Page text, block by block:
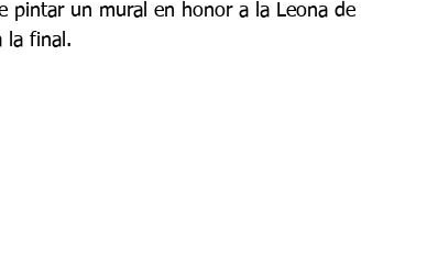
pintar un mural en honor a la Leona de
la final.